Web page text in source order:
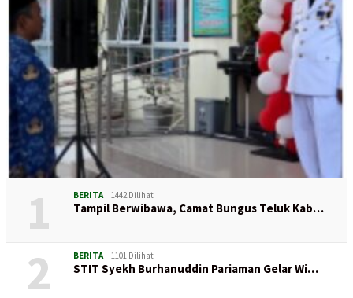
1 BERITA 1442 Dilihat
Tampil Berwibawa, Camat Bungus Teluk Kab…
2 BERITA 1101 Dilihat
STIT Syekh Burhanuddin Pariaman Gelar Wi…